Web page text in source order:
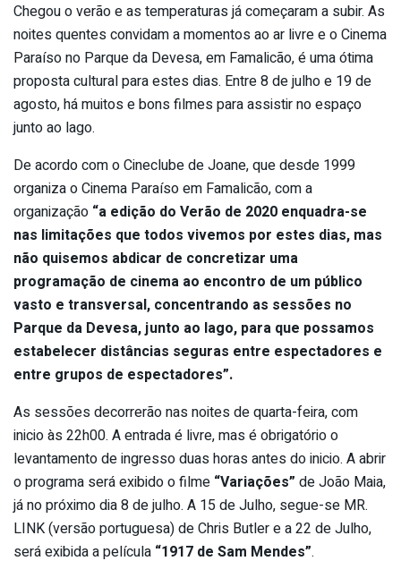
Chegou o verão e as temperaturas já começaram a subir. As
noites quentes convidam a momentos ao ar livre e o Cinema
Paraíso no Parque da Devesa, em Famalicão, é uma ótima
proposta cultural para estes dias. Entre 8 de julho e 19 de
agosto, há muitos e bons filmes para assistir no espaço
junto ao lago.
De acordo com o Cineclube de Joane, que desde 1999
organiza o Cinema Paraíso em Famalicão, com a
organização “a edição do Verão de 2020 enquadra-se
nas limitações que todos vivemos por estes dias, mas
não quisemos abdicar de concretizar uma
programação de cinema ao encontro de um público
vasto e transversal, concentrando as sessões no
Parque da Devesa, junto ao lago, para que possamos
estabelecer distâncias seguras entre espectadores e
entre grupos de espectadores”.
As sessões decorrerão nas noites de quarta-feira, com
inicio às 22h00. A entrada é livre, mas é obrigatório o
levantamento de ingresso duas horas antes do inicio. A abrir
o programa será exibido o filme “Variações” de João Maia,
já no próximo dia 8 de julho. A 15 de Julho, segue-se MR.
LINK (versão portuguesa) de Chris Butler e a 22 de Julho,
será exibida a película “1917 de Sam Mendes”.